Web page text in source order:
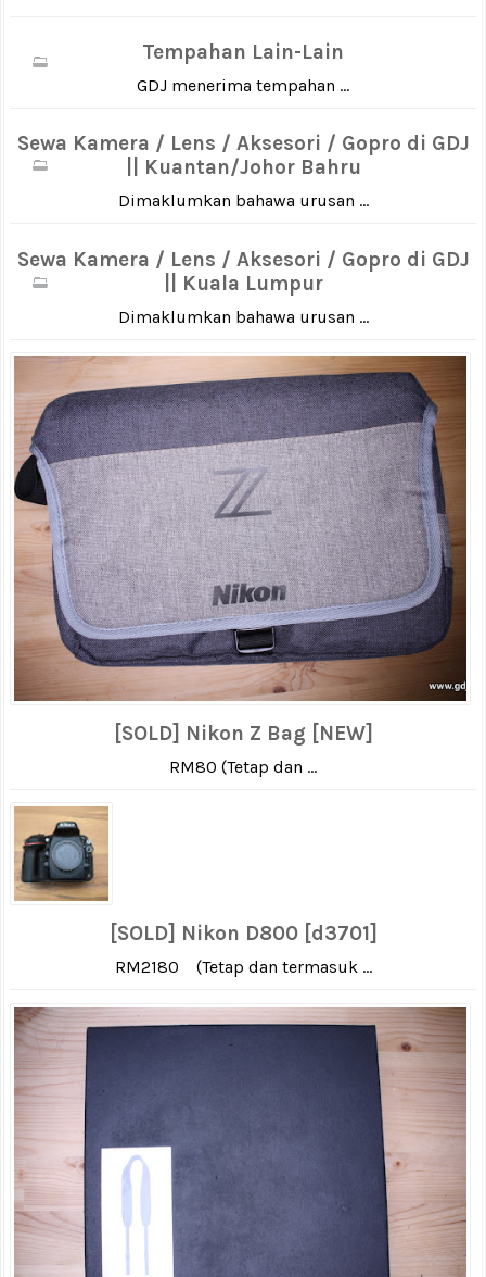
Tempahan Lain-Lain
GDJ menerima tempahan ...
Sewa Kamera / Lens / Aksesori / Gopro di GDJ
|| Kuantan/Johor Bahru
Dimaklumkan bahawa urusan ...
Sewa Kamera / Lens / Aksesori / Gopro di GDJ
|| Kuala Lumpur
Dimaklumkan bahawa urusan ...
[SOLD] Nikon Z Bag [NEW]
RM80 (Tetap dan ...
[SOLD] Nikon D800 [d3701]
RM2180 (Tetap dan termasuk ...